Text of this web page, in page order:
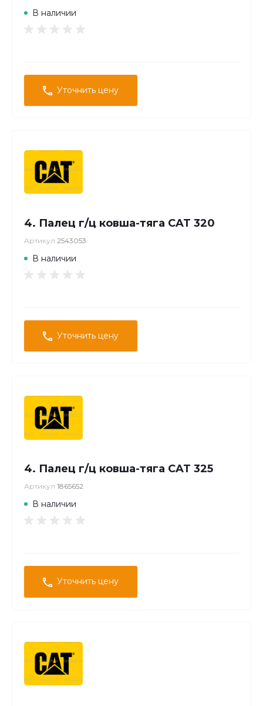
В наличии
Уточнить цену
4. Палец г/ц ковша-тяга CAT 320
Артикул 2543053
В наличии
Уточнить цену
4. Палец г/ц ковша-тяга CAT 325
Артикул 1865652
В наличии
Уточнить цену